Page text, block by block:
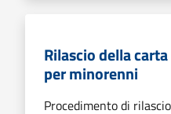
Rilascio della
per minorenni
Procedimento di